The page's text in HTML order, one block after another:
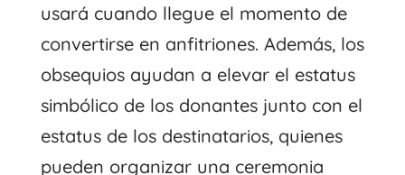
usará cuando llegue el momento de
convertirse en anfitriones. Además, los
obsequios ayudan a elevar el estatus
simbólico de los donantes junto con el
estatus de los destinatarios, quienes
pueden organizar una ceremonia